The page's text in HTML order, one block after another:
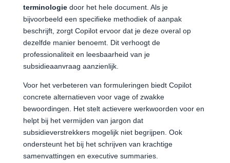
terminologiedoor het hele document. Als je
bijvoorbeeld een specifieke methodiek of aanpak
beschrijft, zorgt Copilot ervoor dat je deze overal op
dezelfde manier benoemt. Dit verhoogt de
professionaliteit en leesbaarheid van je
subsidieaanvraag aanzienlijk.
Voor het verbeteren van formuleringen biedt Copilot
concrete alternatieven voor vage of zwakke
bewoordingen. Het stelt actievere werkwoorden voor en
helpt bij het vermijden van jargon dat
subsidieverstrekkers mogelijk niet begrijpen. Ook
ondersteunt het bij het schrijven van krachtige
samenvattingen en executive summaries.